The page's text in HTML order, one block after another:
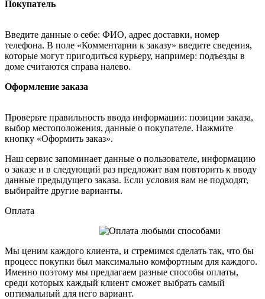
Покупатель
Введите данные о себе: ФИО, адрес доставки, номер
телефона. В поле «Комментарии к заказу» введите сведения,
которые могут пригодиться курьеру, например: подъезды в
доме считаются справа налево.
Оформление заказа
Проверьте правильность ввода информации: позиции заказа,
выбор местоположения, данные о покупателе. Нажмите
кнопку «Оформить заказ».
Наш сервис запоминает данные о пользователе, информацию
о заказе и в следующий раз предложит вам повторить к вводу
данные предыдущего заказа. Если условия вам не подходят,
выбирайте другие варианты.
Оплата
Мы ценим каждого клиента, и стремимся сделать так, что бы
процесс покупки был максимально комфортным для каждого.
Именно поэтому мы предлагаем разные способы оплаты,
среди которых каждый клиент сможет выбрать самый
оптимальный для него вариант.